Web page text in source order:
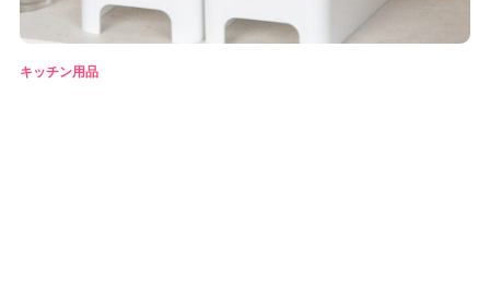
キッチン用品